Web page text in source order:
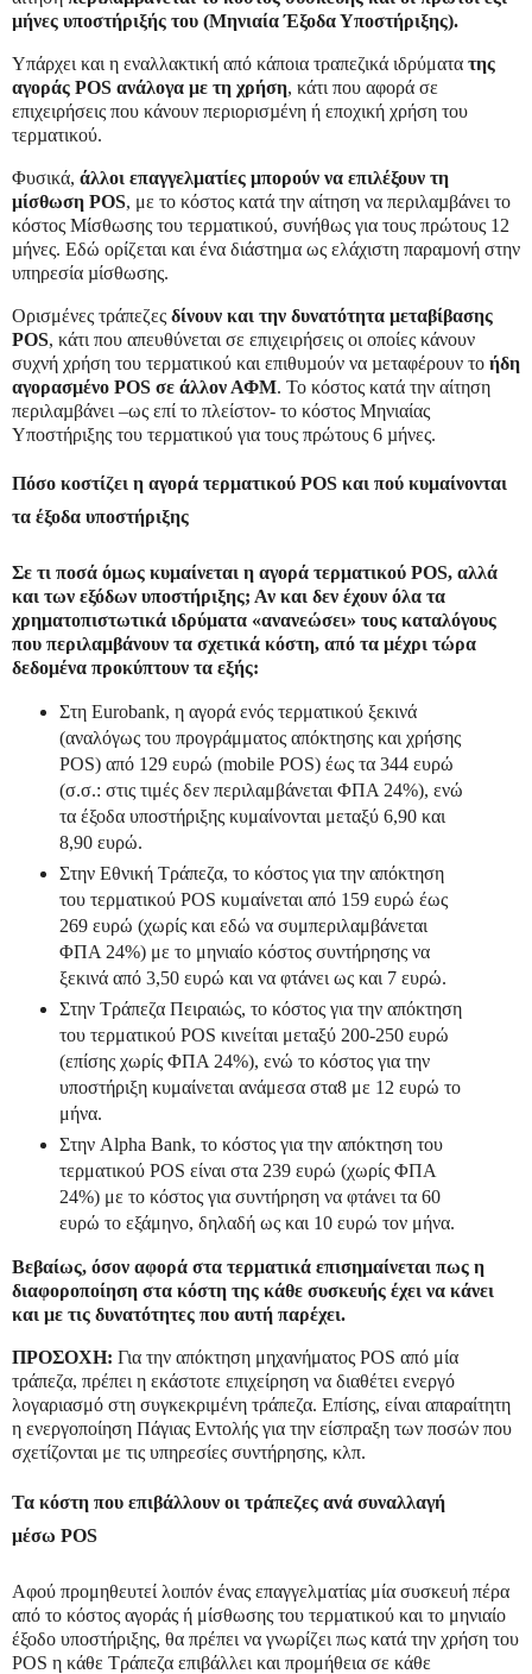
µήνες υποστήριξής του (Μηνιαία Έξοδα Υποστήριξης).
Υπάρχει και η εναλλακτική από κάποια τραπεζικά ιδρύματα της
αγοράς POS ανάλογα με τη χρήση, κάτι που αφορά σε
επιχειρήσεις που κάνουν περιορισµένη ή εποχική χρήση του
τερµατικού.
Φυσικά, άλλοι επαγγελματίες μπορούν να επιλέξουν τη
μίσθωση POS, με το κόστος κατά την αίτηση να περιλαµβάνει το
κόστος Μίσθωσης του τερµατικού, συνήθως για τους πρώτους 12
µήνες. Εδώ ορίζεται και ένα διάστημα ως ελάχιστη παραµονή στην
υπηρεσία µίσθωσης.
Ορισμένες τράπεζες δίνουν και την δυνατότητα μεταβίβασης
POS, κάτι που απευθύνεται σε επιχειρήσεις οι οποίες κάνουν
συχνή χρήση του τερµατικού και επιθυµούν να µεταφέρουν το ήδη
αγορασµένο POS σε άλλον ΑΦΜ. Το κόστος κατά την αίτηση
περιλαµβάνει –ως επί το πλείστον- το κόστος Μηνιαίας
Υποστήριξης του τερµατικού για τους πρώτους 6 µήνες.
Πόσο κοστίζει η αγορά τερματικού POS και πού κυμαίνονται
τα έξοδα υποστήριξης
Σε τι ποσά όμως κυμαίνεται η αγορά τερματικού POS, αλλά
και των εξόδων υποστήριξης; Αν και δεν έχουν όλα τα
χρηματοπιστωτικά ιδρύματα «ανανεώσει» τους καταλόγους
που περιλαμβάνουν τα σχετικά κόστη, από τα μέχρι τώρα
δεδομένα προκύπτουν τα εξής:
Στη Eurobank, η αγορά ενός τερματικού ξεκινά
(αναλόγως του προγράμματος απόκτησης και χρήσης
POS) από 129 ευρώ (mobile POS) έως τα 344 ευρώ
(σ.σ.: στις τιμές δεν περιλαμβάνεται ΦΠΑ 24%), ενώ
τα έξοδα υποστήριξης κυμαίνονται μεταξύ 6,90 και
8,90 ευρώ.
Στην Εθνική Τράπεζα, το κόστος για την απόκτηση
του τερματικού POS κυμαίνεται από 159 ευρώ έως
269 ευρώ (χωρίς και εδώ να συμπεριλαμβάνεται
ΦΠΑ 24%) με το μηνιαίο κόστος συντήρησης να
ξεκινά από 3,50 ευρώ και να φτάνει ως και 7 ευρώ.
Στην Τράπεζα Πειραιώς, το κόστος για την απόκτηση
του τερματικού POS κινείται μεταξύ 200-250 ευρώ
(επίσης χωρίς ΦΠΑ 24%), ενώ το κόστος για την
υποστήριξη κυμαίνεται ανάμεσα στα8 με 12 ευρώ το
μήνα.
Στην Alpha Bank, το κόστος για την απόκτηση του
τερματικού POS είναι στα 239 ευρώ (χωρίς ΦΠΑ
24%) με το κόστος για συντήρηση να φτάνει τα 60
ευρώ το εξάμηνο, δηλαδή ως και 10 ευρώ τον μήνα.
Βεβαίως, όσον αφορά στα τερματικά επισημαίνεται πως η
διαφοροποίηση στα κόστη της κάθε συσκευής έχει να κάνει
και με τις δυνατότητες που αυτή παρέχει.
ΠΡΟΣΟΧΗ: Για την απόκτηση μηχανήματος POS από μία
τράπεζα, πρέπει η εκάστοτε επιχείρηση να διαθέτει ενεργό
λογαριασμό στη συγκεκριμένη τράπεζα. Επίσης, είναι απαραίτητη
η ενεργοποίηση Πάγιας Εντολής για την είσπραξη των ποσών που
σχετίζονται με τις υπηρεσίες συντήρησης, κλπ.
Τα κόστη που επιβάλλουν οι τράπεζες ανά συναλλαγή
μέσω POS
Αφού προμηθευτεί λοιπόν ένας επαγγελματίας μία συσκευή πέρα
από το κόστος αγοράς ή μίσθωσης του τερματικού και το μηνιαίο
έξοδο υποστήριξης, θα πρέπει να γνωρίζει πως κατά την χρήση του
POS η κάθε Τράπεζα επιβάλλει και προμήθεια σε κάθε